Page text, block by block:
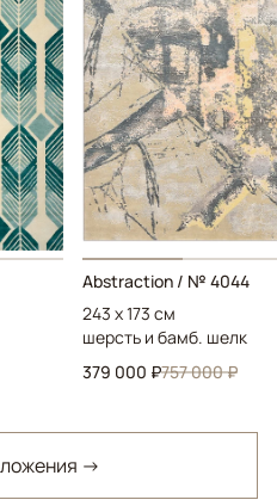
Abstraction / № 4044
243 x 173 см
шерсть и бамб. шелк
379 000 ₽757 000 ₽
→